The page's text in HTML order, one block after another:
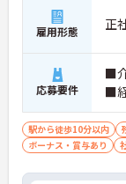
雇用形態 正
応募要件
■
■
駅から徒歩10分以内
ボーナス・賞与あり